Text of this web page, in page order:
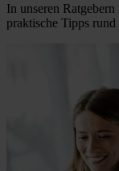
In unseren
praktische Tipps